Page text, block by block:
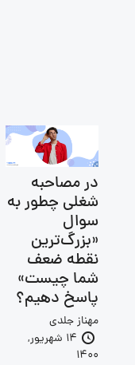
در مصاحبه
شغلی چطور به
سوال
«بزرگ‌ترین
نقطه ضعف
شما چیست»
پاسخ دهیم؟
مهناز جلدی
14 شهریور,
1400